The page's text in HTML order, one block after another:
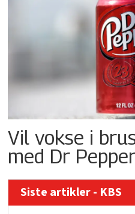
Vil vokse i
med Dr
Siste artikler - KBS